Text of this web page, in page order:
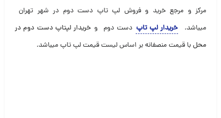
مرکز و مرجع خرید و فروش لپ تاپ دست دوم در شهر تهران
میباشد. خریدار لپ تاپ دست دوم و خریدار لپتاپ دست دوم در
محلبا قیمت منصفانه بر اساس لیست قیمت لپ تاپ میباشد.